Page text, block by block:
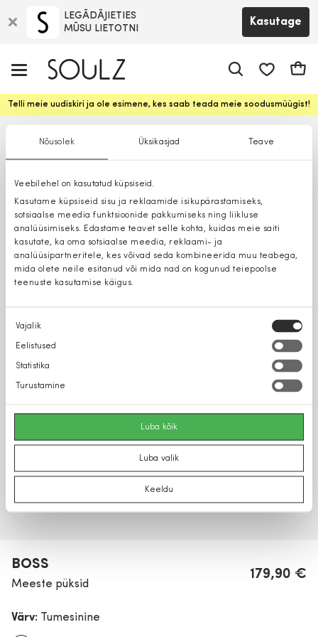
Nõusolek Üksikasjad Teave
Veebilehel on kasutatud küpsiseid.
Kasutame küpsiseid sisu ja reklaamide isikupärastamiseks,
sotsiaalse meedia funktsioonide pakkumiseks ning liikluse
analüüsimiseks. Edastame teavet selle kohta, kuidas meie saiti
kasutate, ka oma sotsiaalse meedia, reklaami- ja
analüüsipartneritele, kes võivad seda kombineerida muu teabega,
mida olete neile esitanud või mida nad on kogunud teiepoolse
teenuste kasutamise käigus.
Nõusoleku
valik
Vajalik
Eelistused
Statistika
Turustamine
Luba kõik
Luba valik
Keeldu
LEGĀDĀJIETIES
MŪSU LIETOTNI
Kasutage
Telli meie uudiskiri ja ole esimene, kes saab teada meie soodusmüügist!
BOSS
Meeste püksid
179,90 €
Värv: Tumesinine